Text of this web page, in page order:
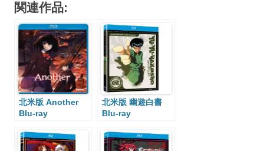
関連作品:
北米版 Another
Blu-ray
北米版 幽遊白書
Blu-ray